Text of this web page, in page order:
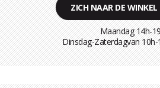
ZICH NAAR DE WINKEL
Maandag 14h-
Dinsdag-Zaterdagvan